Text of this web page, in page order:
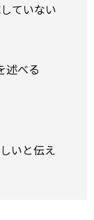
ていない
述べる
いと伝え